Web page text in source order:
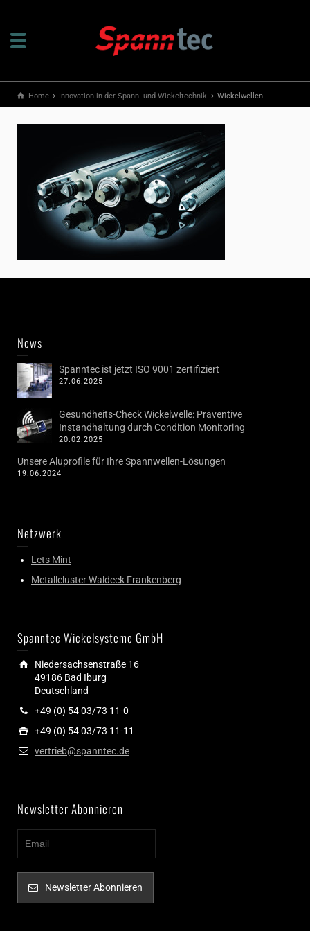
Home Innovation in der Spann- und Wickeltechnik Wickelwellen
News
Spanntec ist jetzt ISO 9001 zertifiziert
27.06.2025
Gesundheits-Check Wickelwelle: Präventive
Instandhaltung durch Condition Monitoring
20.02.2025
Unsere Aluprofile für Ihre Spannwellen-Lösungen
19.06.2024
Netzwerk
Lets Mint
Metallcluster Waldeck Frankenberg
Spanntec Wickelsysteme GmbH
Niedersachsenstraße 16
49186 Bad Iburg
Deutschland
+49 (0) 54 03/73 11-0
+49 (0) 54 03/73 11-11
vertrieb@spanntec.de
Newsletter Abonnieren
Newsletter Abonnieren